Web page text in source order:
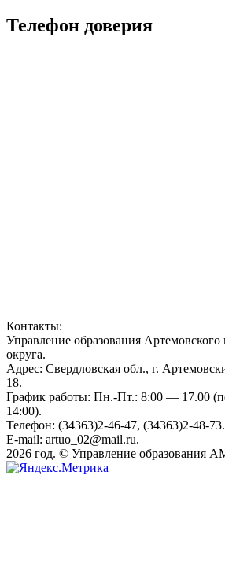
Телефон доверия
Контакты:
Управление образования
округа.
Адрес: Свердловская обл., г.
18.
График работы: Пн.-Пт.: 8:00 — 17.00
14:00).
Телефон: (34363)2-46-47, (34363)2-48-73.
E-mail: artuo_02@mail.ru.
2026 год. © Управление образования